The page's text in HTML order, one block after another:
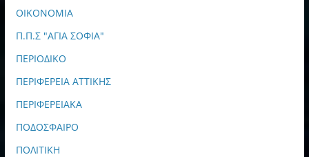
ΟΙΚΟΝΟΜΙΑ
Π.Π.Σ "ΑΓΙΑ ΣΟΦΙΑ"
ΠΕΡΙΟΔΙΚΟ
ΠΕΡΙΦΕΡΕΙΑ ΑΤΤΙΚΗΣ
ΠΕΡΙΦΕΡΕΙΑΚΑ
ΠΟΔΟΣΦΑΙΡΟ
ΠΟΛΙΤΙΚΗ